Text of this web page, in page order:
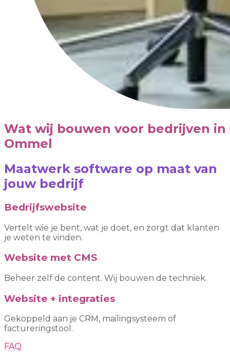
Wat wij bouwen voor bedrijven in
Ommel
Maatwerk software op maat van
jouw bedrijf
Bedrijfswebsite
Vertelt wie je bent, wat je doet, en zorgt dat klanten
je weten te vinden.
Website met CMS
Beheer zelf de content. Wij bouwen de techniek.
Website + integraties
Gekoppeld aan je CRM, mailingsysteem of
factureringstool.
FAQ